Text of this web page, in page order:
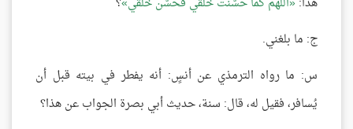
ج: ما بلغني.
س: ما رواه الترمذي عن أنسٍ: أنه يفطر في بيته قبل أن
يُسافر، فقيل له، قال: سنة، حديث أبي بصرة الجواب عن هذا؟